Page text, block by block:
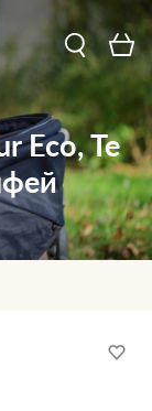
Eco, Te